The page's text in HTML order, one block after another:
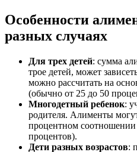
Особенности
разных случаях
Для трех детей: сумма
трое детей, может
можно рассчитать на
(обычно от 25 до 50
Многодетный ребенок:
родителя. Алименты
процентном
процентов).
Дети разных возрастов: